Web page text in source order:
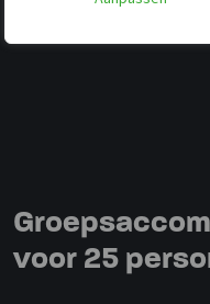
voor 25